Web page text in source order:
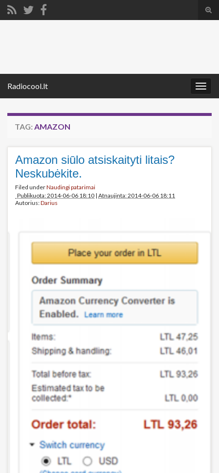
Radiocool.lt
TAG: AMAZON
Amazon siūlo atsiskaityti litais?
Neskubėkite.
Filed underNaudingi patarimai
Publikuota: 2014-06-06 18:10 | Atnaujinta: 2014-06-06 18:11
Autorius:Darius